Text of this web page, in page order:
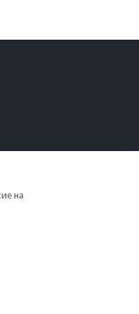
на